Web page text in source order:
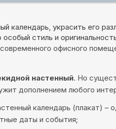
календарь, украсить его
стиль и
офисного
настенный. Но
дополнением любого
календарь
даты и события;